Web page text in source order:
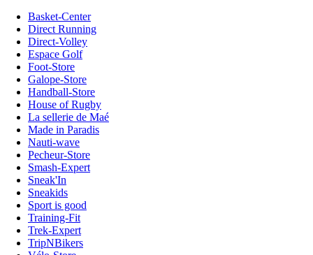
Basket-Center
Direct Running
Direct-Volley
Espace Golf
Foot-Store
Galope-Store
Handball-Store
House of Rugby
La sellerie de Maé
Made in Paradis
Nauti-wave
Pecheur-Store
Smash-Expert
Sneak'In
Sneakids
Sport is good
Training-Fit
Trek-Expert
TripNBikers